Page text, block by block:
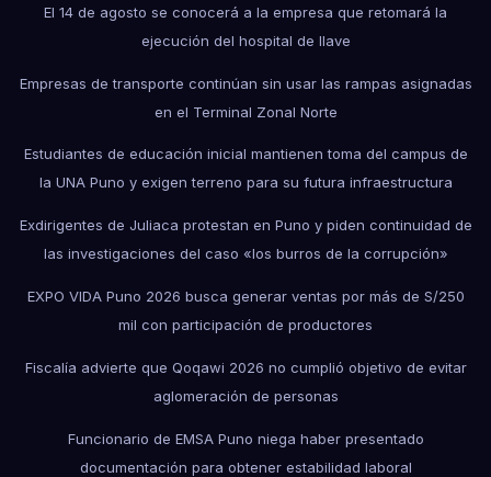
El 14 de agosto se conocerá a la empresa que retomará la
ejecución del hospital de Ilave
Empresas de transporte continúan sin usar las rampas asignadas
en el Terminal Zonal Norte
Estudiantes de educación inicial mantienen toma del campus de
la UNA Puno y exigen terreno para su futura infraestructura
Exdirigentes de Juliaca protestan en Puno y piden continuidad de
las investigaciones del caso «los burros de la corrupción»
EXPO VIDA Puno 2026 busca generar ventas por más de S/250
mil con participación de productores
Fiscalía advierte que Qoqawi 2026 no cumplió objetivo de evitar
aglomeración de personas
Funcionario de EMSA Puno niega haber presentado
documentación para obtener estabilidad laboral